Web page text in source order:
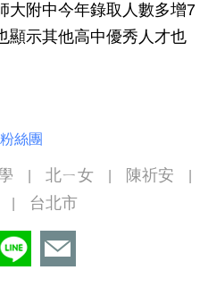
大附中今年錄取人數多增7
顯示其他高中優秀人才也
絲團
北ㄧ女 陳祈安
台北市